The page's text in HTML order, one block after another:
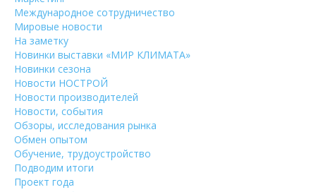
Международное сотрудничество
Мировые новости
На заметку
Новинки выставки «МИР КЛИМАТА»
Новинки сезона
Новости НОСТРОЙ
Новости производителей
Новости, события
Обзоры, исследования рынка
Обмен опытом
Обучение, трудоустройство
Подводим итоги
Проект года